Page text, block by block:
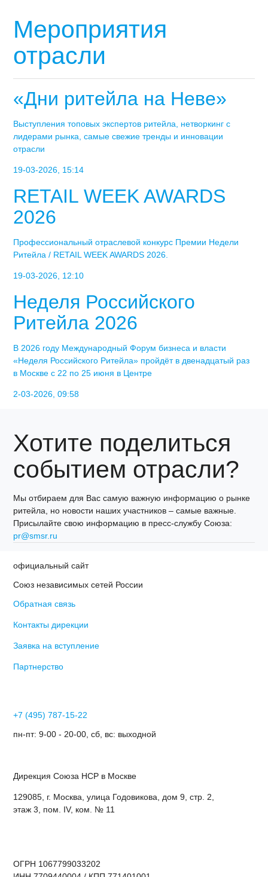
Мероприятия
отрасли
«Дни ритейла на Неве»
Выступления топовых экспертов ритейла, нетворкинг с
лидерами рынка, самые свежие тренды и инновации
отрасли
19-03-2026, 15:14
RETAIL WEEK AWARDS
2026
Профессиональный отраслевой конкурс Премии Недели
Ритейла / RETAIL WEEK AWARDS 2026.
19-03-2026, 12:10
Неделя Российского
Ритейла 2026
В 2026 году Международный Форум бизнеса и власти
«Неделя Российского Ритейла» пройдёт в двенадцатый раз
в Москве с 22 по 25 июня в Центре
2-03-2026, 09:58
Хотите поделиться
событием отрасли?
Мы отбираем для Вас самую важную информацию о рынке
ритейла, но новости наших участников – самые важные.
Присылайте свою информацию в пресс-службу Союза:
pr@smsr.ru
официальный сайт
Союз независимых сетей России
Обратная связь
Контакты дирекции
Заявка на вступление
Партнерство
+7 (495) 787-15-22
пн-пт: 9-00 - 20-00, сб, вс: выходной
Дирекция Cоюза НСР в Москве
129085, г. Москва, улица Годовикова, дом 9, стр. 2,
этаж 3, пом. IV, ком. № 11
ОГРН 1067799033202